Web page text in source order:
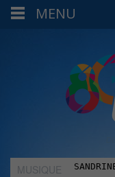
MUSIQUE
MENU